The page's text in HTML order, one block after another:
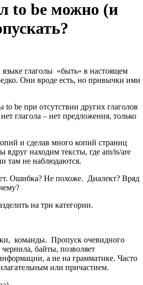
to be можно (и
глаголы «быть» в настоящем
Они вроде есть, но привычки ими
to be при отсутствии других глаголов
глагола – нет предложения, только
и сделав много копий страниц
вдруг находим тексты, где am/is/are
там не наблюдаются.
Ошибка? Не похоже. Диалект? Вряд
на три категории.
команды. Пропуск очевидного
байты, позволяет
а не на грамматике. Часто
или причастием.